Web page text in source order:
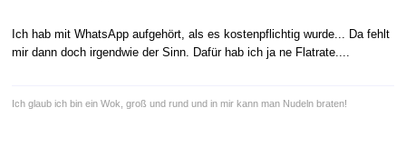
Ich hab mit WhatsApp aufgehört, als es kostenpflichtig wurde... Da fehlt
mir dann doch irgendwie der Sinn. Dafür hab ich ja ne Flatrate....
Ich glaub ich bin ein Wok, groß und rund und in mir kann man Nudeln braten!